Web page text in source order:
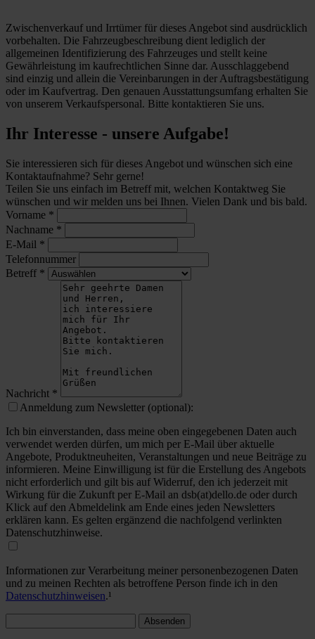
Zwischenverkauf und Irrtümer für dieses Angebot sind ausdrücklich
vorbehalten. Die Fahrzeugbeschreibung dient lediglich der
allgemeinen Identifizierung des Fahrzeuges und stellt keine
Gewährleistung im kaufrechtlichen Sinne dar. Ausschlaggebend
sind einzig und allein die Vereinbarungen in der Auftragsbestätigung
oder im Kaufvertrag. Den genauen Ausstattungsumfang erhalten Sie
von unserem Verkaufspersonal. Bitte kontaktieren Sie uns.
Ihr Interesse - unsere Aufgabe!
Sie interessieren sich für dieses Angebot und wünschen sich eine
Kontaktaufnahme? Sehr gerne!
Teilen Sie uns einfach im Betreff mit, welchen Kontaktweg Sie
wünschen und wir melden uns bei Ihnen. Vielen Dank und bis bald.
Vorname *
Nachname *
E-Mail *
Telefonnummer
Betreff *
Nachricht *
Anmeldung zum Newsletter (optional):
Ich bin einverstanden, dass meine oben eingegebenen Daten auch
verwendet werden dürfen, um mich per E-Mail über aktuelle
Angebote, Produktneuheiten, Veranstaltungen und neue Beiträge zu
informieren. Meine Einwilligung ist für die Erstellung des Angebots
nicht erforderlich und gilt bis auf Widerruf, den ich jederzeit mit
Wirkung für die Zukunft per E-Mail an dsb(at)dello.de oder durch
Klick auf den Abmeldelink am Ende eines jeden Newsletters
erklären kann. Es gelten ergänzend die nachfolgend verlinkten
Datenschutzhinweise.
Informationen zur Verarbeitung meiner personenbezogenen Daten
und zu meinen Rechten als betroffene Person finde ich in den
Datenschutzhinweisen.¹
Absenden